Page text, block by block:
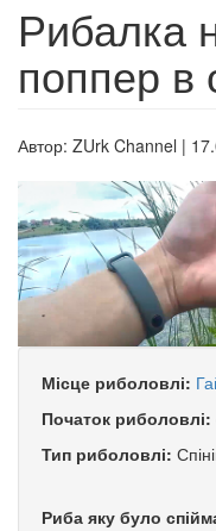
Рибалка
поппер в
Автор: ZUrk Channel |
Місце риболовлі:
Початок риболовлі:
Тип риболовлі:
Риба яку було